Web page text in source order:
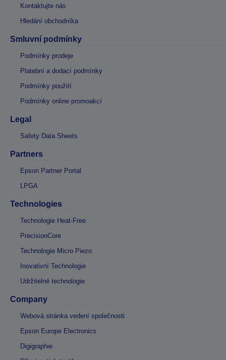
Kontaktujte nás
Hledání obchodníka
Smluvní podmínky
Podmínky prodeje
Platební a dodací podmínky
Podmínky použití
Podmínky online promoakcí
Legal
Safety Data Sheets
Partners
Epson Partner Portal
LPGA
Technologies
Technologie Heat-Free
PrecisionCore
Technologie Micro Piezo
Inovativní Technologie
Udržitelné technologie
Company
Webová stránka vedení společnosti
Epson Europe Electronics
Digigraphie